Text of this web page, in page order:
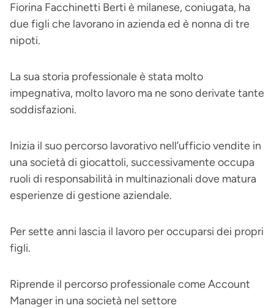
Fiorina Facchinetti Berti è milanese, coniugata, ha
due figli che lavorano in azienda ed è nonna di tre
nipoti.
La sua storia professionale è stata molto
impegnativa, molto lavoro ma ne sono derivate tante
soddisfazioni.
Inizia il suo percorso lavorativo nell’ufficio vendite in
una società di giocattoli, successivamente occupa
ruoli di responsabilità in multinazionali dove matura
esperienze di gestione aziendale.
Per sette anni lascia il lavoro per occuparsi dei propri
figli.
Riprende il percorso professionale come Account
Manager in una società nel settore